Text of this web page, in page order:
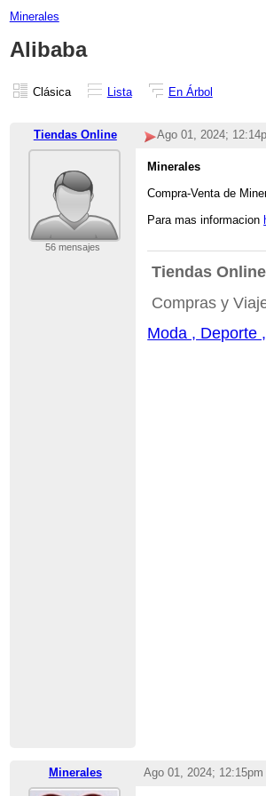
Minerales
Alibaba
Clásica Lista En Árbol
Tiendas Online Ago 01, 2024;
56 mensajes
Minerales
Compra-Venta de
Para mas informacion
Tiendas Online
Compras y
Moda , Deporte
Minerales Ago 01, 2024; 12:15pm